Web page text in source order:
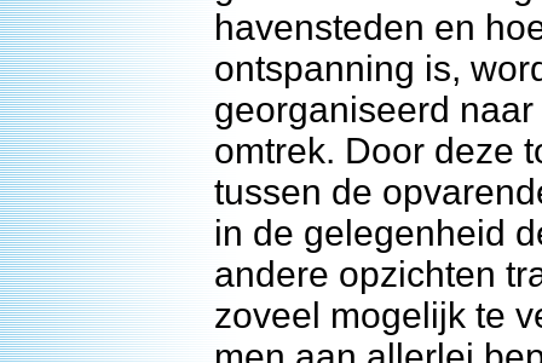
havensteden en
ontspanning is,
georganiseerd
omtrek. Door deze
tussen de
in de gelegenheid
andere opzichten
zoveel mogelijk te